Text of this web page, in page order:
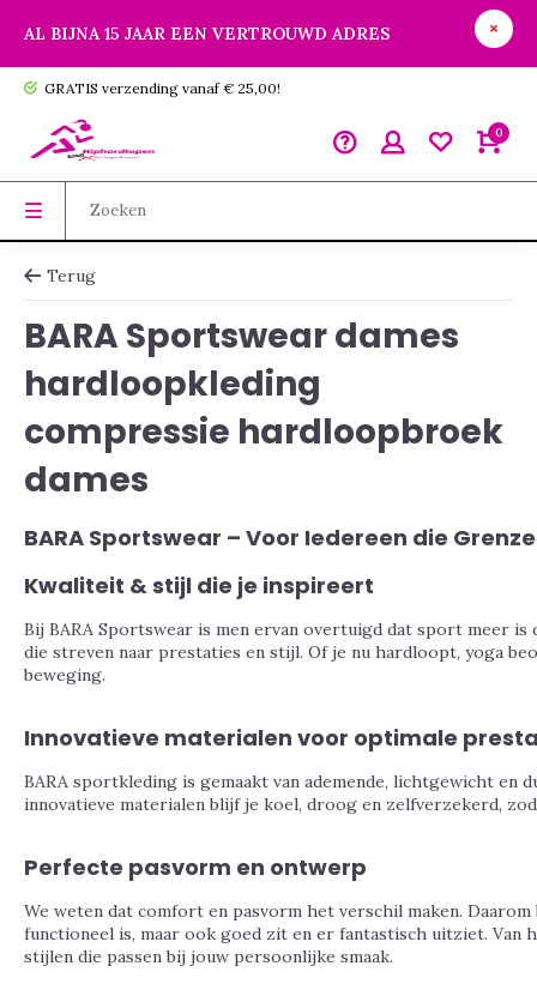
AL BIJNA 15 JAAR EEN VERTROUWD ADRES
GRATIS verzending vanaf € 25,00!
0
Terug
BARA Sportswear dames
hardloopkleding
compressie hardloopbroek
dames
BARA Sportswear – Voor Iedereen die
Kwaliteit & stijl die je inspireert
Bij BARA Sportswear is men ervan overtuigd dat sport meer
die streven naar prestaties en stijl. Of je nu hardloopt, yoga
beweging.
Innovatieve materialen voor optimale
BARA sportkleding is gemaakt van ademende, lichtgewicht
innovatieve materialen blijf je koel, droog en zelfverzekerd,
Perfecte pasvorm en ontwerp
We weten dat comfort en pasvorm het verschil maken.
functioneel is, maar ook goed zit en er fantastisch uitziet. Van
stijlen die passen bij jouw persoonlijke smaak.